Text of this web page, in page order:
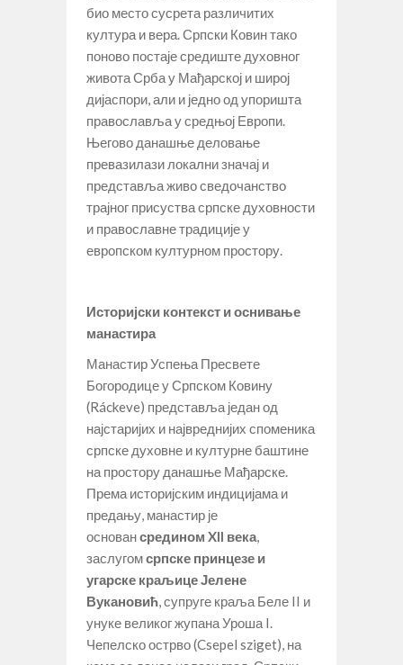
био место сусрета различитих
култура и вера. Српски Ковин тако
поново постаје средиште духовног
живота Срба у Мађарској и широј
дијаспори, али и једно од упоришта
православља у средњој Европи.
Његово данашње деловање
превазилази локални значај и
представља живо сведочанство
трајног присуства српске духовности
и православне традиције у
европском културном простору.
Историјски контекст и оснивање
манастира
Манастир Успења Пресвете
Богородице у Српском Ковину
(Ráckeve) представља један од
најстаријих и највреднијих споменика
српске духовне и културне баштине
на простору данашње Мађарске.
Према историјским индицијама и
предању, манастир је
основансредином XII века
заслугомсрпске принцезе и
угарске краљице Јелене
Вукановић , супруге краља Беле II и
унуке великог жупана Уроша I.
Чепелско острво (Csepel sziget), на